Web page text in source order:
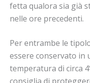
fetta qualora sia già
nelle ore precedenti.
Per entrambe le
essere conservato in
temperatura di circa
consiglia di